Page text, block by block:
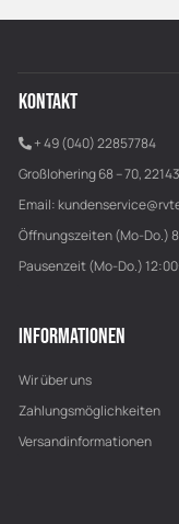
KONTAKT
+ 49 (040) 22857784
Großlohering 68 – 70,
Email:
Öffnungszeiten (Mo-Do.)
Pausenzeit (Mo-Do.)
INFORMATIONEN
Wir über uns
Zahlungsmöglichkeiten
Versandinformationen